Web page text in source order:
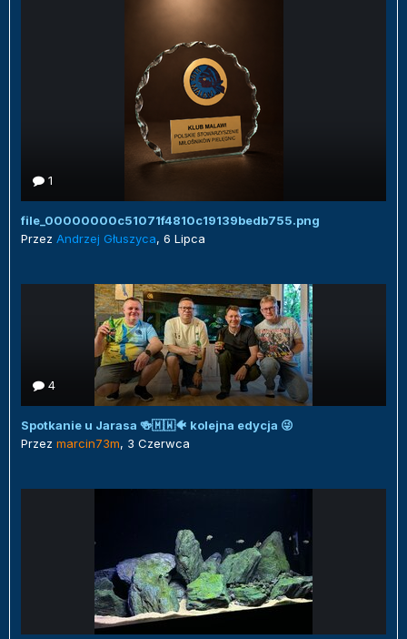
1
file_00000000c51071f4810c19139bedb755.png
Przez Andrzej Głuszyca, 6 Lipca
4
Spotkanie u Jarasa 🍻🇲🇼🐠 kolejna edycja 😜
Przez marcin73m, 3 Czerwca